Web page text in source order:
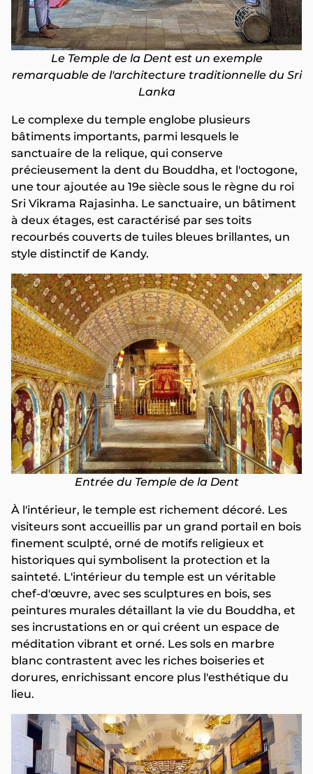
Le Temple de la Dent est un exemple
remarquable de l'architecture traditionnelle du Sri
Lanka
Le complexe du temple englobe plusieurs
bâtiments importants, parmi lesquels le
sanctuaire de la relique, qui conserve
précieusement la dent du Bouddha, et l'octogone,
une tour ajoutée au 19e siècle sous le règne du roi
Sri Vikrama Rajasinha. Le sanctuaire, un bâtiment
à deux étages, est caractérisé par ses toits
recourbés couverts de tuiles bleues brillantes, un
style distinctif de Kandy.
Entrée du Temple de la Dent
À l'intérieur, le temple est richement décoré. Les
visiteurs sont accueillis par un grand portail en bois
finement sculpté, orné de motifs religieux et
historiques qui symbolisent la protection et la
sainteté. L'intérieur du temple est un véritable
chef-d'œuvre, avec ses sculptures en bois, ses
peintures murales détaillant la vie du Bouddha, et
ses incrustations en or qui créent un espace de
méditation vibrant et orné. Les sols en marbre
blanc contrastent avec les riches boiseries et
dorures, enrichissant encore plus l'esthétique du
lieu.